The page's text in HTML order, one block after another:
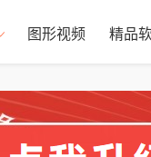
图形视频 精品